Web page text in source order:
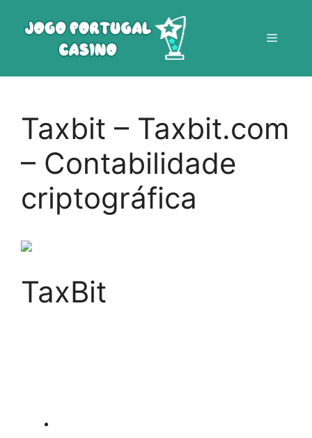
Menu
Taxbit – Taxbit.com
– Contabilidade
criptográfica
TaxBit